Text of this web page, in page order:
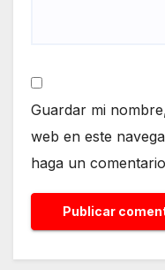
Guardar mi
web en este
haga un